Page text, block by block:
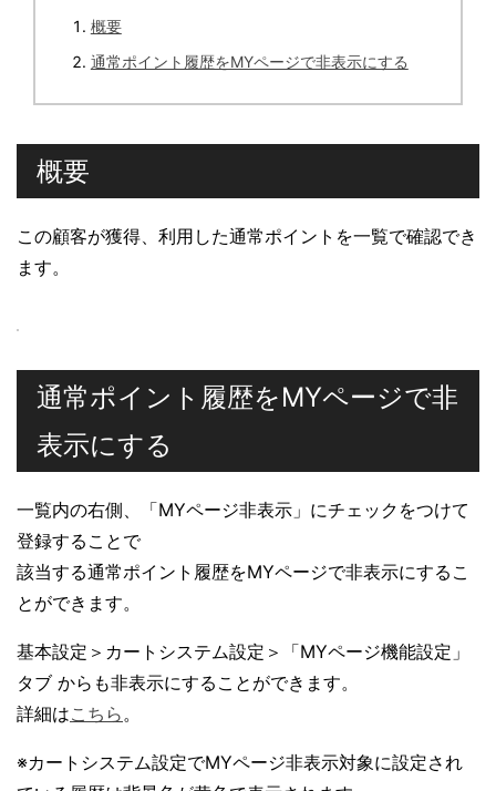
概要
通常ポイント履歴をMYページで非表示にする
概要
この顧客が獲得、利用した通常ポイントを一覧で確認でき
ます。
通常ポイント履歴をMYページで非
表示にする
一覧内の右側、「MYページ非表示」にチェックをつけて
登録することで
該当する通常ポイント履歴をMYページで非表示にするこ
とができます。
基本設定＞カートシステム設定＞「MYページ機能設定」
タブ からも非表示にすることができます。
詳細はこちら。
※カートシステム設定でMYページ非表示対象に設定され